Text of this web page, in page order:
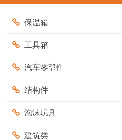
保温箱
工具箱
汽车零部件
结构件
泡沫玩具
建筑类